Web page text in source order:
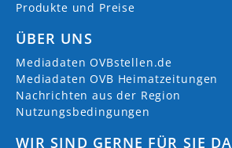
Produkte und Preise
ÜBER UNS
Mediadaten OVBstellen.de
Mediadaten OVB Heimatzeitungen
Nachrichten aus der Region
Nutzungsbedingungen
WIR SIND GERNE FÜR SIE DA